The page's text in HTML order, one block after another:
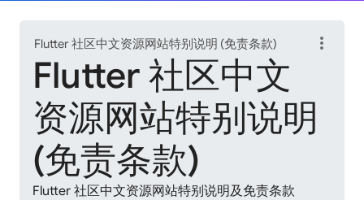
Flutter 社区中文资源网站特别说明 (免责条款)
Flutter 社区中文
资源网站特别说明
(免责条款)
Flutter 社区中文资源网站特别说明及免责条款
more_vert